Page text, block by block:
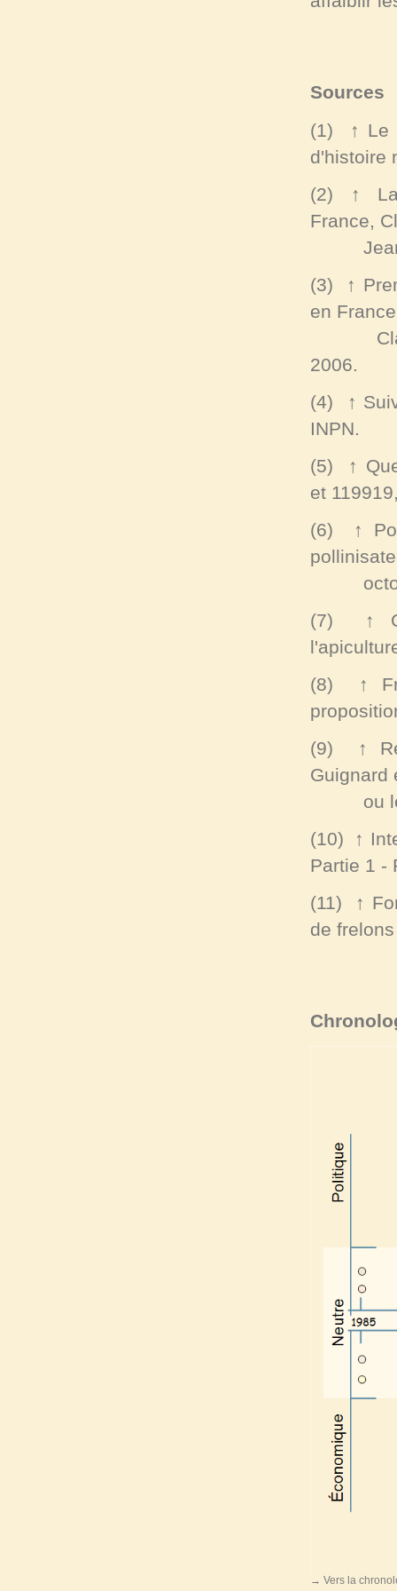
Sources
(1)
↑ Le
d'histoire
(2)
↑
France,
Jean-
(3)
↑
en
Claire
2006.
(4)
↑
INPN.
(5)
↑
et 119919
(6)
↑
(7)
↑
(8)
↑
(9)
↑
Guignard
ou le
(10)
↑
Partie 1 -
(11)
↑
de frelons
→ Vers la